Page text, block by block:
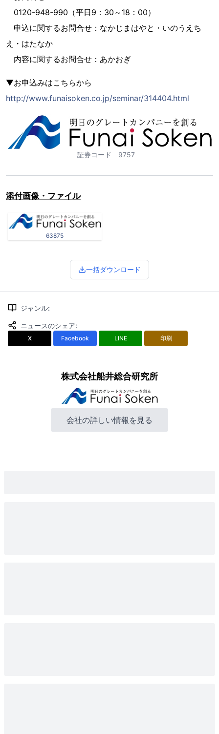
0120-948-990（平日9：30～18：00）
申込に関するお問合せ：なかじまはやと・いのうえち
え・はたなか
内容に関するお問合せ：あかおぎ
▼お申込みはこちらから
http://www.funaisoken.co.jp/seminar/314404.html
証券コード 9757
添付画像・ファイル
63875
一括ダウンロード
ジャンル:
ニュースのシェア:
X Facebook LINE 印刷
株式会社船井総合研究所
会社の詳しい情報を見る